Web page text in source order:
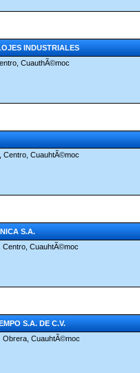
INDUSTRIALES
CuauthÃ©moc
Centro, CuauhtÃ©moc
S.A.
Centro, CuauhtÃ©moc
S.A. DE C.V.
Obrera, CuauhtÃ©moc